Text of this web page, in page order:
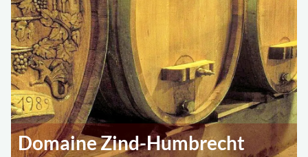
Domaine Zind-Humbrecht